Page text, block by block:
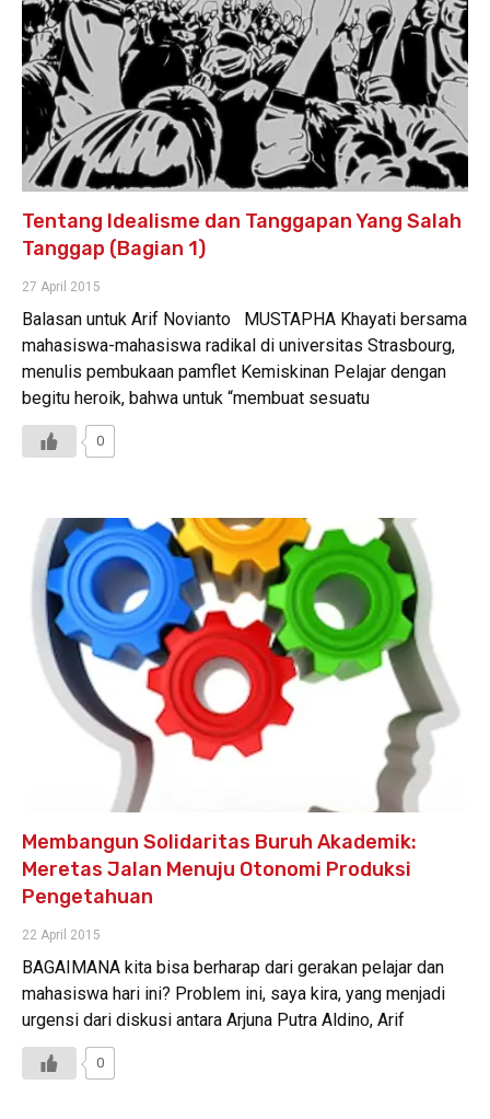
Tentang Idealisme dan Tanggapan Yang Salah
Tanggap (Bagian 1)
27 April 2015
Balasan untuk Arif Novianto MUSTAPHA Khayati bersama
mahasiswa-mahasiswa radikal di universitas Strasbourg,
menulis pembukaan pamflet Kemiskinan Pelajar dengan
begitu heroik, bahwa untuk “membuat sesuatu
0
Membangun Solidaritas Buruh Akademik:
Meretas Jalan Menuju Otonomi Produksi
Pengetahuan
22 April 2015
BAGAIMANA kita bisa berharap dari gerakan pelajar dan
mahasiswa hari ini? Problem ini, saya kira, yang menjadi
urgensi dari diskusi antara Arjuna Putra Aldino, Arif
0